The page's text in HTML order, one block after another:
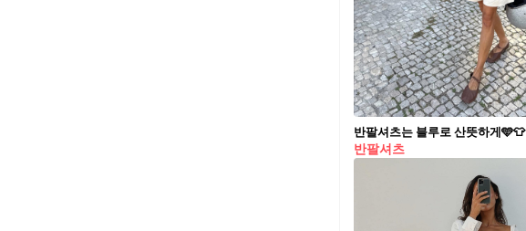
반팔셔츠는 블루로 산뜻하게🩵👕
반팔셔츠